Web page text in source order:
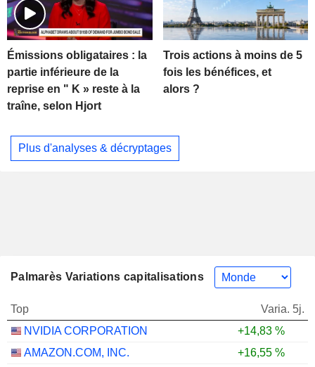
Émissions obligataires : la
partie inférieure de la
reprise en " K » reste à la
traîne, selon Hjort
Trois actions à moins de 5
fois les bénéfices, et
alors ?
Plus d'analyses & décryptages
Palmarès Variations capitalisations
Top
Varia. 5j.
NVIDIA CORPORATION
+14,83 %
AMAZON.COM, INC.
+16,55 %